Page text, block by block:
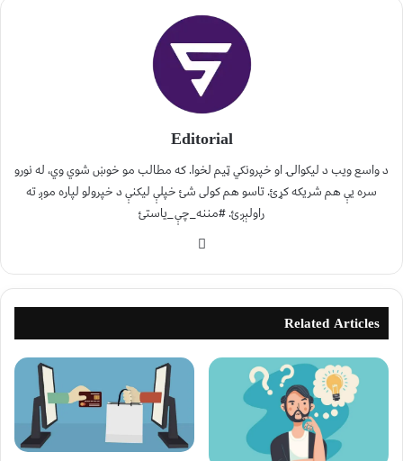
Editorial
د واسع ویب د لیکوالۍ او خپرونکي ټیم لخوا. که مطالب مو خوښ شوي وي، له نورو
سره یې هم شریکه کړئ. تاسو هم کولی شئ خپلې لیکنې د خپرولو لپاره موږ ته
راولېږئ. #مننه_چې_یاستئ
Related Articles